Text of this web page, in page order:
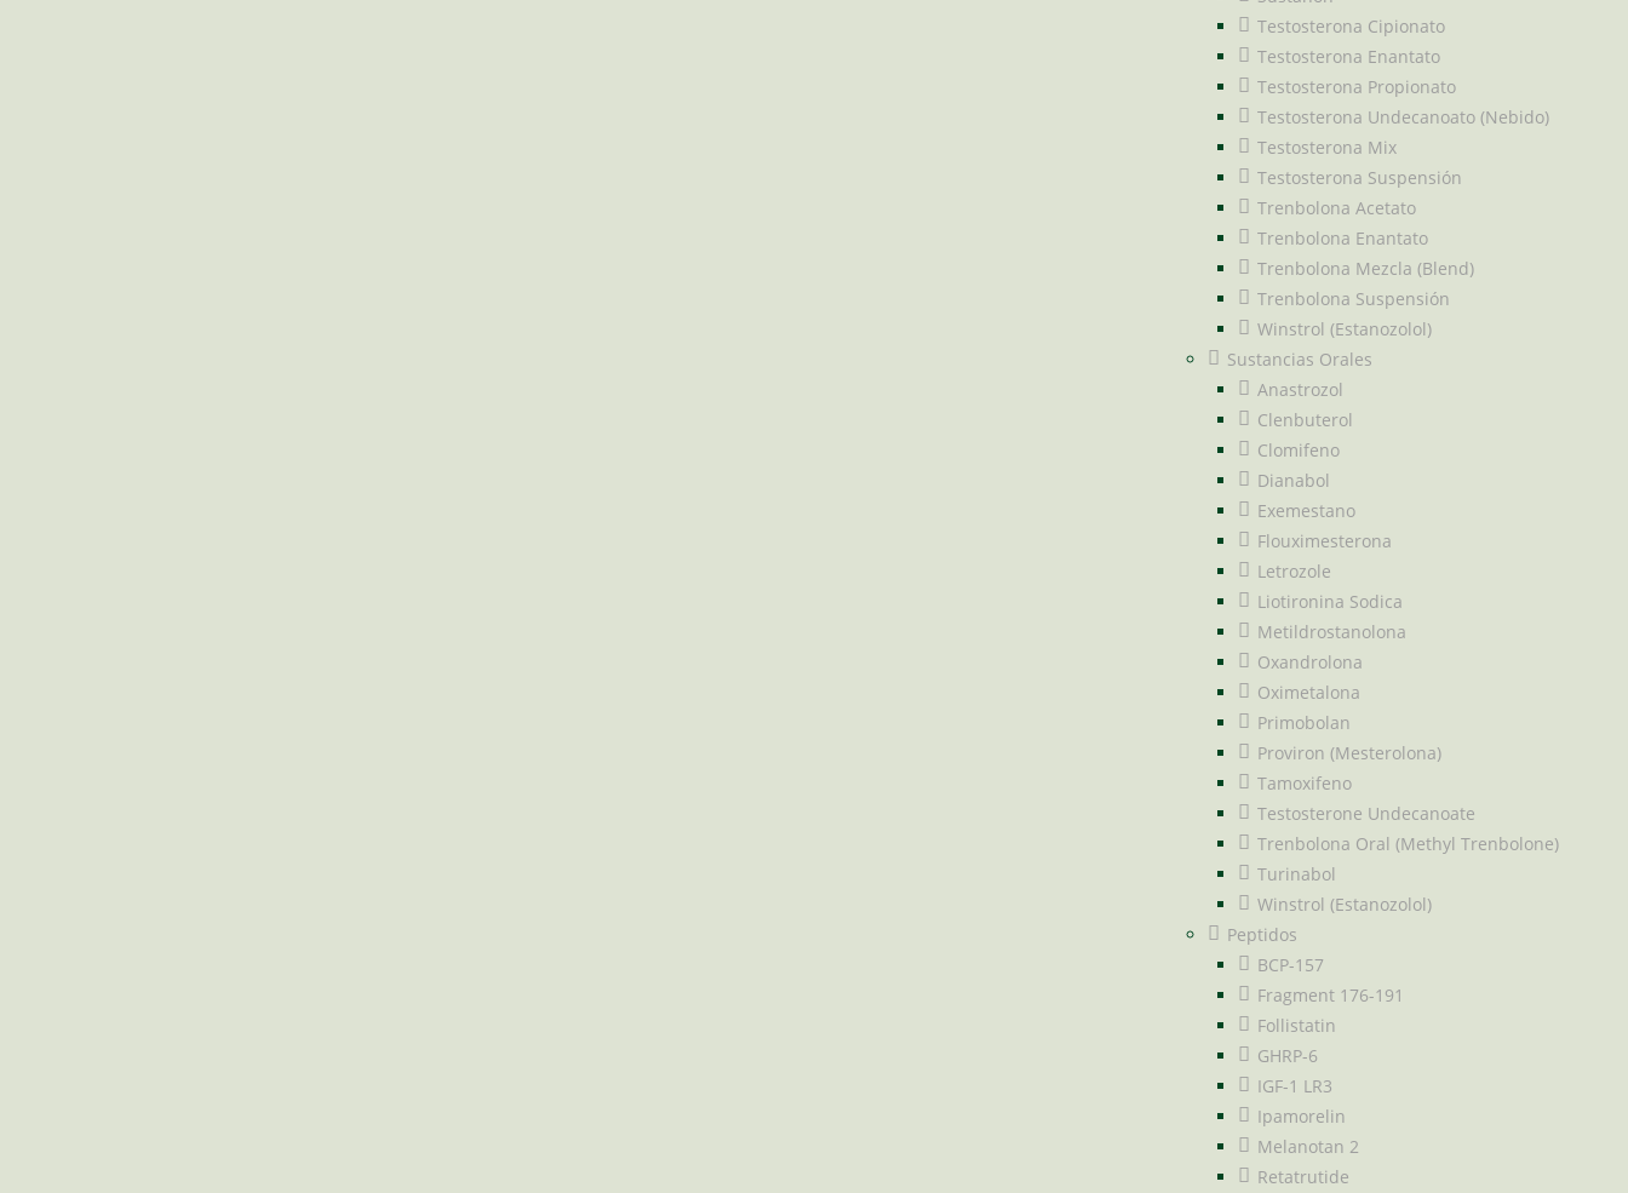
Testosterona Cipionato
Testosterona Enantato
Testosterona Propionato
Testosterona Undecanoato (Nebido)
Testosterona Mix
Testosterona Suspensión
Trenbolona Acetato
Trenbolona Enantato
Trenbolona Mezcla (Blend)
Trenbolona Suspensión
Winstrol (Estanozolol)
Sustancias Orales
Anastrozol
Clenbuterol
Clomifeno
Dianabol
Exemestano
Flouximesterona
Letrozole
Liotironina Sodica
Metildrostanolona
Oxandrolona
Oximetalona
Primobolan
Proviron (Mesterolona)
Tamoxifeno
Testosterone Undecanoate
Trenbolona Oral (Methyl Trenbolone)
Turinabol
Winstrol (Estanozolol)
Peptidos
BCP-157
Fragment 176-191
Follistatin
GHRP-6
IGF-1 LR3
Ipamorelin
Melanotan 2
Retatrutide